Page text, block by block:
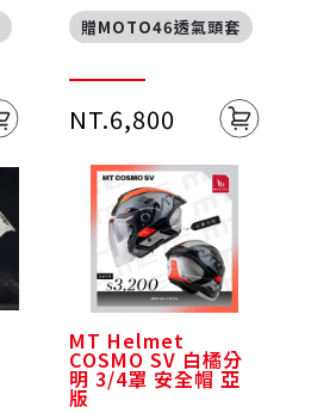
贈MOTO46透氣頭套
NT.6,800
MT Helmet
COSMO SV 白橘分
明 3/4罩 安全帽 亞
版